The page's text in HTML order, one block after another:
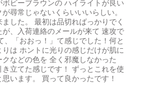
ビーブラウンの ハイライトが良い
尋常じゃないくらいいいらしい。
した。 最初は品切ればっかりでく
が、入荷連絡のメールが来て 速攻で
、「おおっ！」て感じでした！何と
は ホントに光りの感じだけが肌に
などの色を 全く邪魔しなかった
き立てた感じです！ ずっとこれを使
います。 買って良かったです！